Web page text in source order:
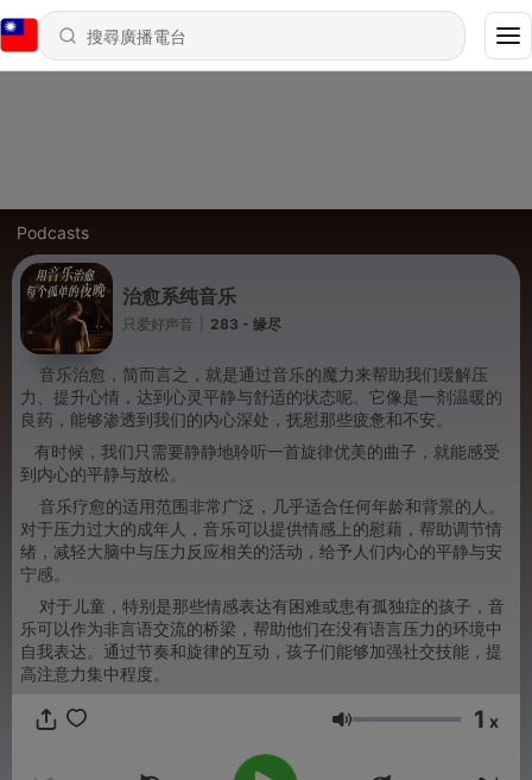
Podcasts
治愈系纯音乐
只爱好声音 283 - 缘尽
音乐治愈，简而言之，就是通过音乐的魔力来帮助我们缓解压
力、提升心情，达到心灵平静与舒适的状态呢。它像是一剂温暖的
良药，能够渗透到我们的内心深处，抚慰那些疲惫和不安。
有时候，我们只需要静静地聆听一首旋律优美的曲子，就能感受
到内心的平静与放松。
音乐疗愈的适用范围非常广泛，几乎适合任何年龄和背景的人。
对于压力过大的成年人，音乐可以提供情感上的慰藉，帮助调节情
绪，减轻大脑中与压力反应相关的活动，给予人们内心的平静与安
宁感。
对于儿童，特别是那些情感表达有困难或患有孤独症的孩子，音
乐可以作为非言语交流的桥梁，帮助他们在没有语言压力的环境中
自我表达。通过节奏和旋律的互动，孩子们能够加强社交技能，提
高注意力集中程度。
音量 1 x